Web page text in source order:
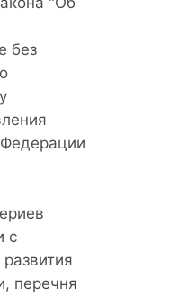
без
Федерации
с
перечня